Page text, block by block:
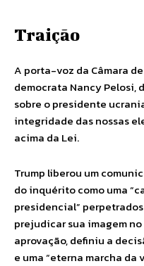
A porta-voz da Câmara
democrata Nancy Pelosi,
sobre o presidente
integridade das nossas
acima da Lei.
Trump liberou um
do inquérito como uma
presidencial”
prejudicar sua imagem
aprovação, definiu a
e uma “eterna marcha da